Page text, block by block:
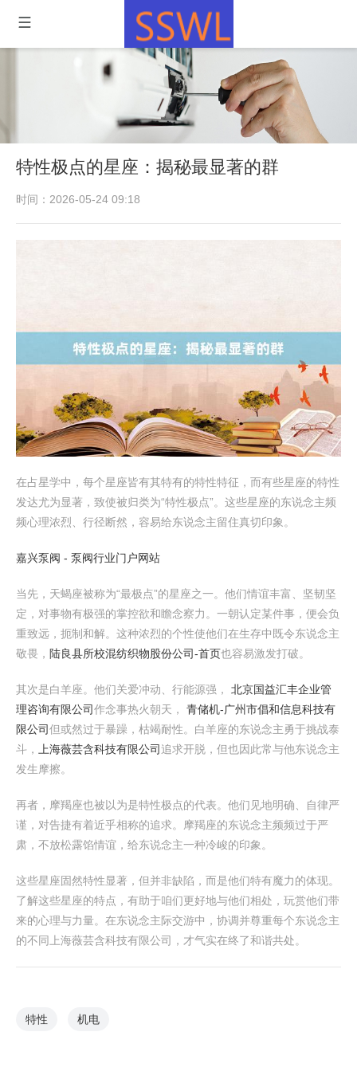
特性极点的星座：揭秘最显著的群
时间：2026-05-24 09:18
在占星学中，每个星座皆有其特有的特性特征，而有些星座的特性
发达尤为显著，致使被归类为“特性极点”。这些星座的东说念主频
频心理浓烈、行径断然，容易给东说念主留住真切印象。
嘉兴泵阀 - 泵阀行业门户网站
当先，天蝎座被称为“最极点”的星座之一。他们情谊丰富、坚韧坚
定，对事物有极强的掌控欲和瞻念察力。一朝认定某件事，便会负
重致远，扼制和解。这种浓烈的个性使他们在生存中既令东说念主
敬畏， 陆良县所校混纺织物股份公司-首页也容易激发打破。
其次是白羊座。他们关爱冲动、行能源强， 北京国益汇丰企业管
理咨询有限公司作念事热火朝天， 青储机-广州市倡和信息科技有
限公司但或然过于暴躁，枯竭耐性。白羊座的东说念主勇于挑战泰
斗，
上海薇芸含科技有限公司追求开脱，但也因此常与他东说念主
发生摩擦。
再者，摩羯座也被以为是特性极点的代表。他们见地明确、自律严
谨，对告捷有着近乎相称的追求。摩羯座的东说念主频频过于严
肃，不放松露馅情谊，给东说念主一种冷峻的印象。
这些星座固然特性显著，但并非缺陷，而是他们特有魔力的体现。
了解这些星座的特点，有助于咱们更好地与他们相处，玩赏他们带
来的心理与力量。在东说念主际交游中，协调并尊重每个东说念主
的不同上海薇芸含科技有限公司，才气实在终了和谐共处。
特性 机电